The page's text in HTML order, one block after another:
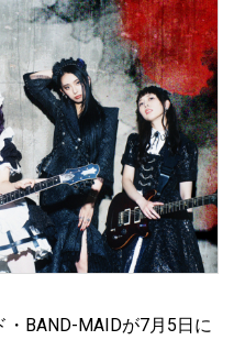
BAND-MAIDが7月5日に